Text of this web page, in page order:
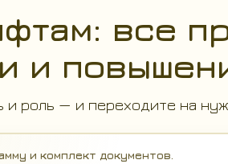
все
и
и роль — и переходите на
и комплект документов.